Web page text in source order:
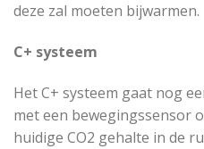
deze zal moeten bijwarmen.
C+ systeem
Het C+ systeem gaat nog
met een bewegingssensor
huidige CO2 gehalte in de